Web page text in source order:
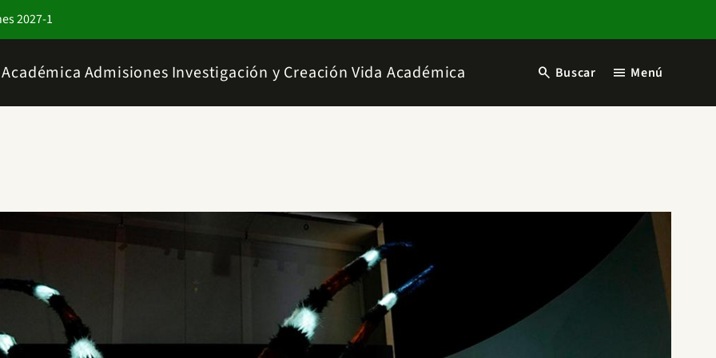
2027-1
Admisiones Investigación y Creación Vida Académica search Buscar menu Menú